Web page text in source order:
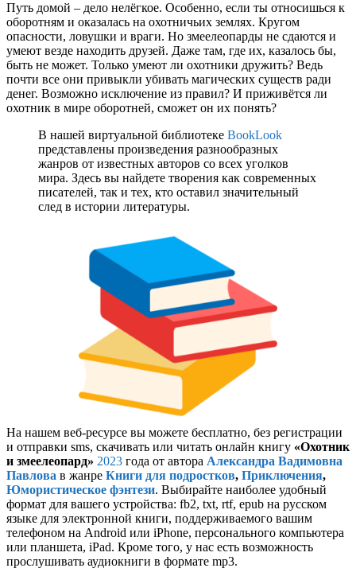
Путь домой – дело нелёгкое. Особенно, если ты относишься к
оборотням и оказалась на охотничьих землях. Кругом
опасности, ловушки и враги. Но змеелеопарды не сдаются и
умеют везде находить друзей. Даже там, где их, казалось бы,
быть не может. Только умеют ли охотники дружить? Ведь
почти все они привыкли убивать магических существ ради
денег. Возможно исключение из правил? И приживётся ли
охотник в мире оборотней, сможет он их понять?
В нашей виртуальной библиотеке BookLook
представлены произведения разнообразных
жанров от известных авторов со всех уголков
мира. Здесь вы найдете творения как современных
писателей, так и тех, кто оставил значительный
след в истории литературы.
На нашем веб-ресурсе вы можете бесплатно, без регистрации
и отправки sms, скачивать или читать онлайн книгу «Охотник
и змеелеопард» 2023 года от автора Александра Вадимовна
Павлова в жанре Книги для подростков, Приключения,
Юмористическое фэнтези. Выбирайте наиболее удобный
формат для вашего устройства: fb2, txt, rtf, epub на русском
языке для электронной книги, поддерживаемого вашим
телефоном на Android или iPhone, персонального компьютера
или планшета, iPad. Кроме того, у нас есть возможность
прослушивать аудиокниги в формате mp3.